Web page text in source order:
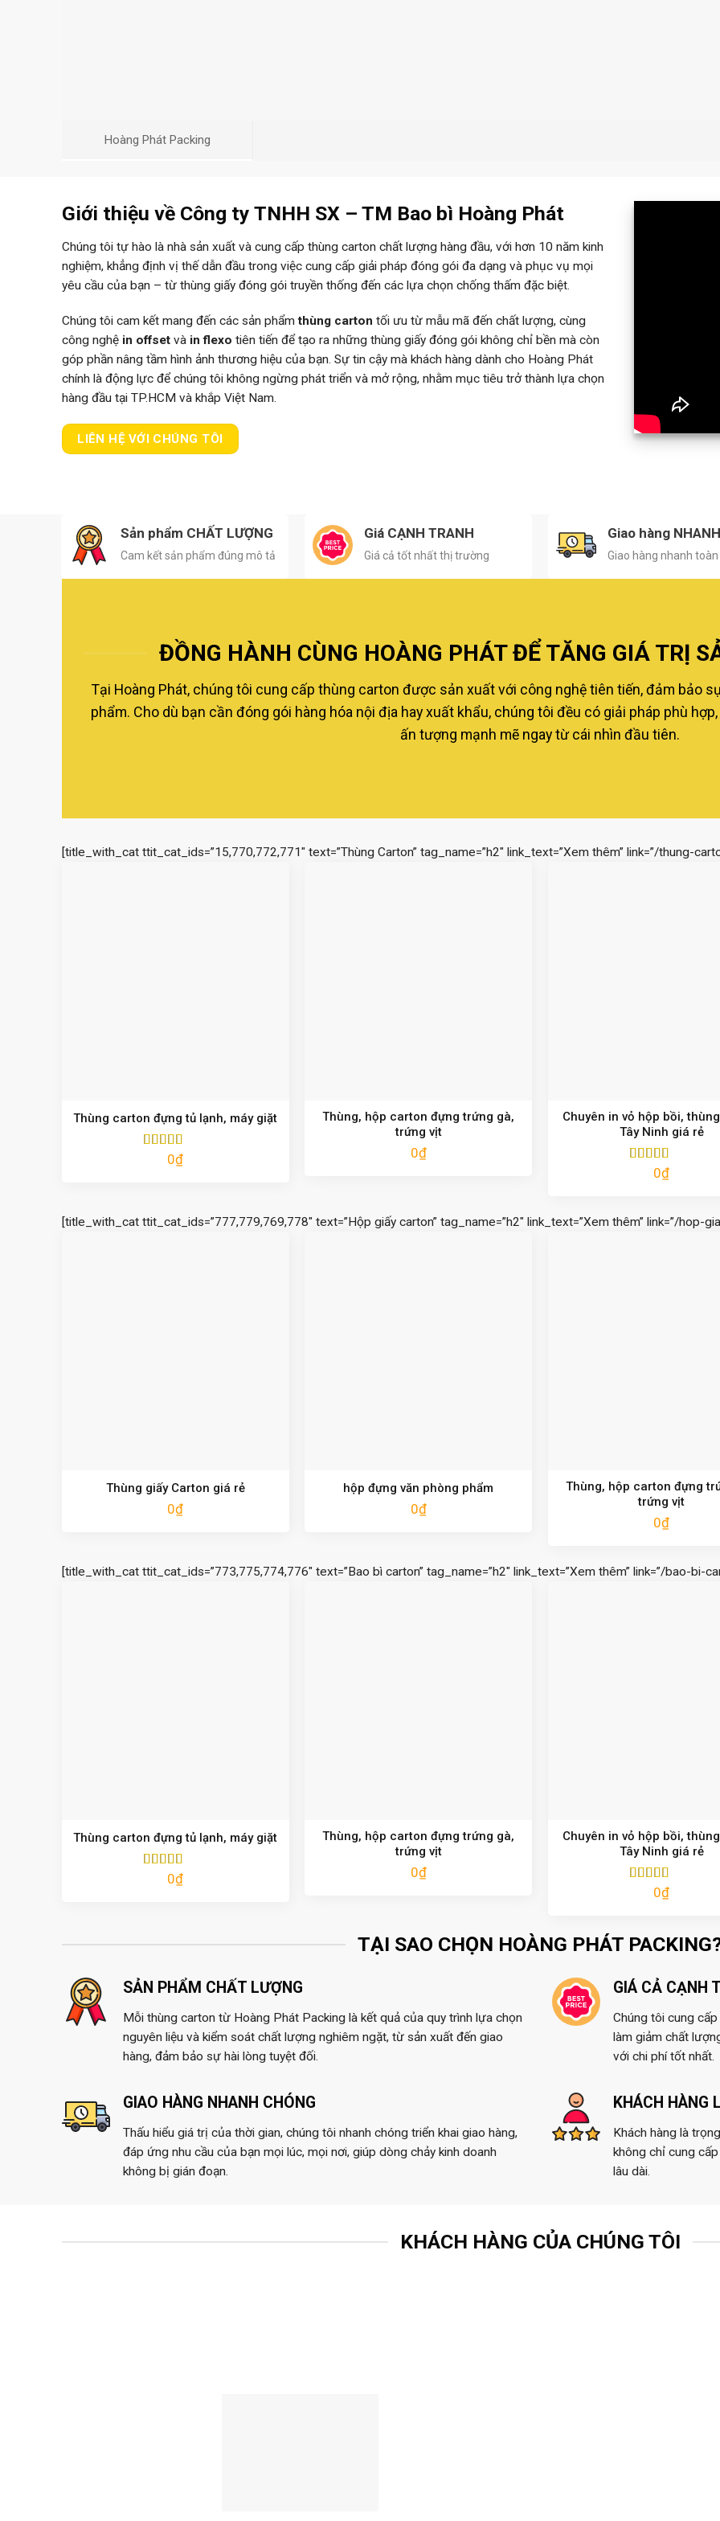
Hoàng Phát Packing
Giới thiệu về Công ty TNHH SX – TM Bao bì Hoàng Phát
Chúng tôi tự hào là nhà sản xuất và cung cấp thùng carton chất lượng hàng đầu, với hơn 10 năm kinh
nghiệm, khẳng định vị thế dẫn đầu trong việc cung cấp giải pháp đóng gói đa dạng và phục vụ mọi
yêu cầu của bạn – từ thùng giấy đóng gói truyền thống đến các lựa chọn chống thấm đặc biệt.
Chúng tôi cam kết mang đến các sản phẩmthùng carton tối ưu từ mẫu mã đến chất lượng, cùng
công nghệ in offset và in flexo tiên tiến để tạo ra những thùng giấy đóng gói không chỉ bền mà còn
góp phần nâng tầm hình ảnh thương hiệu của bạn. Sự tin cậy mà khách hàng dành cho Hoàng Phát
chính là động lực để chúng tôi không ngừng phát triển và mở rộng, nhằm mục tiêu trở thành lựa chọn
hàng đầu tại TP.HCM và khắp Việt Nam.
LIÊN HỆ VỚI CHÚNG TÔI
Sản phẩm CHẤT LƯỢNG
Cam kết sản phẩm đúng mô tả
Giá CẠNH TRANH
Giá cả tốt nhất thị trường
Giao hàng NHANH
Giao hàng nhanh
ĐỒNG HÀNH CÙNG HOÀNG PHÁT ĐỂ TĂNG GIÁ TRỊ
Tại Hoàng Phát, chúng tôi cung cấp thùng carton được sản xuất với công nghệ tiên tiến, đảm bảo
phẩm. Cho dù bạn cần đóng gói hàng hóa nội địa hay xuất khẩu, chúng tôi đều có giải pháp phù
ấn tượng mạnh mẽ ngay từ cái nhìn đầu tiên.
[title_with_cat ttit_cat_ids=”15,770,772,771″ text=”Thùng Carton” tag_name=”h2″ link_text=”Xem thêm” link=”/thung-
Thùng carton đựng tủ lạnh, máy giặt
Được xếp
0₫
Thùng, hộp carton đựng trứng gà,
trứng vịt
0₫
Chuyên in vỏ hộp bồi,
Tây Ninh giá rẻ
Được xếp
0₫
[title_with_cat ttit_cat_ids=”777,779,769,778″ text=”Hộp giấy carton” tag_name=”h2″ link_text=”Xem thêm” link=”/hop-
Thùng giấy Carton giá rẻ
0₫
hộp đựng văn phòng phẩm
0₫
Thùng, hộp carton đựng
trứng vịt
0₫
[title_with_cat ttit_cat_ids=”773,775,774,776″ text=”Bao bì carton” tag_name=”h2″ link_text=”Xem thêm” link=”/bao-bi-
Thùng carton đựng tủ lạnh, máy giặt
Được xếp
0₫
Thùng, hộp carton đựng trứng gà,
trứng vịt
0₫
Chuyên in vỏ hộp bồi,
Tây Ninh giá rẻ
Được xếp
0₫
TẠI SAO CHỌN HOÀNG PHÁT
SẢN PHẨM CHẤT LƯỢNG
Mỗi thùng carton từ Hoàng Phát Packing là kết quả của quy trình lựa chọn
nguyên liệu và kiểm soát chất lượng nghiêm ngặt, từ sản xuất đến giao
hàng, đảm bảo sự hài lòng tuyệt đối.
GIÁ CẢ CẠNH
Chúng tôi cung
làm giảm chất
với chi phí tốt nhất.
GIAO HÀNG NHANH CHÓNG
Thấu hiểu giá trị của thời gian, chúng tôi nhanh chóng triển khai giao hàng,
đáp ứng nhu cầu của bạn mọi lúc, mọi nơi, giúp dòng chảy kinh doanh
không bị gián đoạn.
KHÁCH HÀNG
Khách hàng là
không chỉ cung
lâu dài.
KHÁCH HÀNG CỦA CHÚNG TÔI